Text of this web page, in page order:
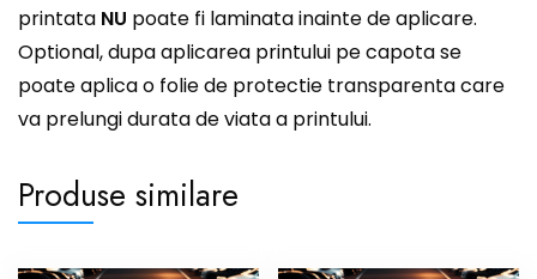
printata NU poate fi laminata inainte de aplicare.
Optional, dupa aplicarea printului pe capota se
poate aplica o folie de protectie transparenta care
va prelungi durata de viata a printului.
Produse similare